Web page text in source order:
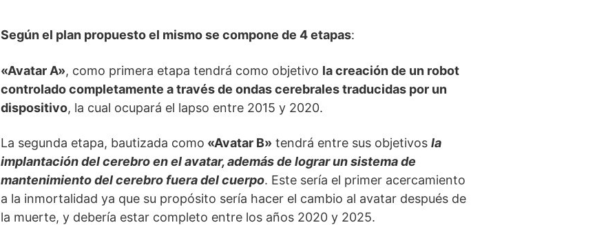
Según el plan propuesto el mismo se compone de 4 etapas:
«Avatar A», como primera etapa tendrá como objetivo la creación de un robot
controlado completamente a través de ondas cerebrales traducidas por un
dispositivo, la cual ocupará el lapso entre 2015 y 2020.
La segunda etapa, bautizada como «Avatar B» tendrá entre sus objetivosla
implantación del cerebro en el avatar, además de lograr un sistema de
mantenimiento del cerebro fuera del cuerpo. Este sería el primer acercamiento
a la inmortalidad ya que su propósito sería hacer el cambio al avatar después de
la muerte, y debería estar completo entre los años 2020 y 2025.